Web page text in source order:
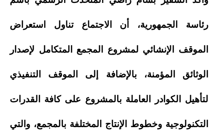
رئاسة الجمهورية، أن الاجتماع تناول استعراض
الموقف الإنشائي لمشروع المجمع المتكامل لإصدار
الوثائق المؤمنة، بالإضافة إلى الموقف التنفيذي
لتأهيل الكوادر العاملة بالمشروع على كافة القدرات
التكنولوجية وخطوط الإنتاج المختلفة بالمجمع، والتي